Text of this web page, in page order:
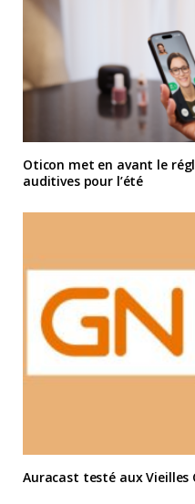
Oticon met en avant le
auditives pour l’été
Auracast testé aux Vieilles